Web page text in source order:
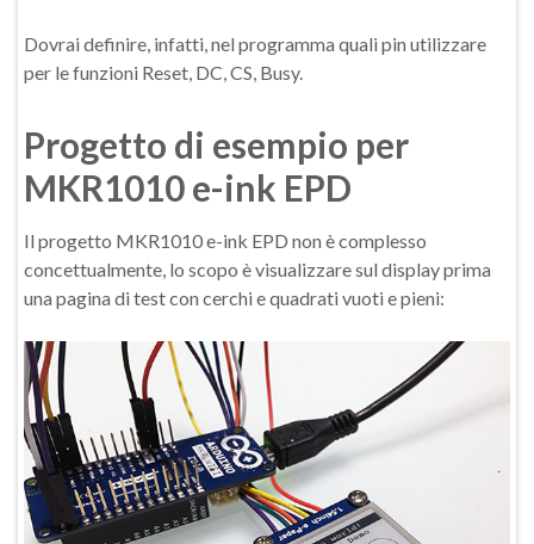
Dovrai definire, infatti, nel programma quali pin utilizzare
per le funzioni Reset, DC, CS, Busy.
Progetto di esempio per
MKR1010 e-ink EPD
Il progetto MKR1010 e-ink EPD non è complesso
concettualmente, lo scopo è visualizzare sul display prima
una pagina di test con cerchi e quadrati vuoti e pieni: